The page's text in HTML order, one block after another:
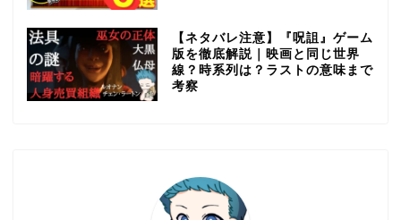
【ネタバレ注意】『呪詛』ゲーム
版を徹底解説｜映画と同じ世界
線？時系列は？ラストの意味まで
考察